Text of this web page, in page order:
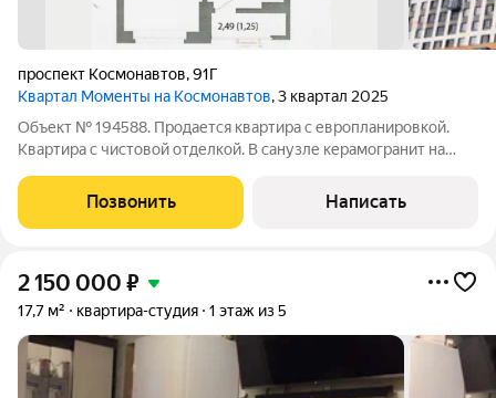
проспект Космонавтов,91Г
Квартал Моменты на Космонавтов, 3 квартал 2025
Объект № 194588. Продается квартира с европланировкой.
Квартира с чистовой отделкой. В санузле керамогранит на
акриловая ванна. На входе организована «мокрая» зона с
покрытием из керамогранита.
Позвонить Написать
2 150 000 ₽
17,7 м² квартира-студия 1 этаж из 5